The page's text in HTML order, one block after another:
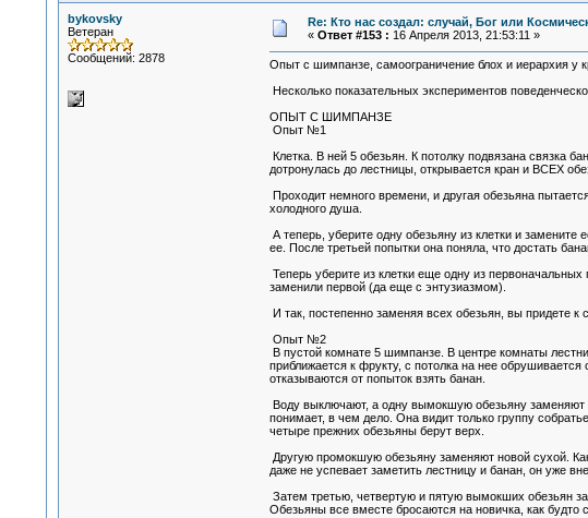
bykovsky
Ветеран
Сообщений: 2878
Re: Кто нас создал: случай, Бог или
« Ответ #153 : 16 Апреля 2013, 21:53:11 »
Опыт с шимпанзе, самоограничение блох и иерархия у
Несколько показательных экспериментов
ОПЫТ С ШИМПАНЗЕ
Опыт №1
Клетка. В ней 5 обезьян. К потолку подвязана связка
дотронулась до лестницы, открывается кран и ВСЕХ
Проходит немного времени, и другая обезьяна
холодного душа.
А теперь, уберите одну обезьяну из клетки и
ее. После третьей попытки она поняла, что достать
Теперь уберите из клетки еще одну из
заменили первой (да еще с энтузиазмом).
И так, постепенно заменяя всех обезьян, вы придете к
Опыт №2
В пустой комнате 5 шимпанзе. В центре комнаты
приближается к фрукту, с потолка на нее
отказываются от попыток взять банан.
Воду выключают, а одну вымокшую обезьяну заменяют
понимает, в чем дело. Она видит только группу
четыре прежних обезьяны берут верх.
Другую промокшую обезьяну заменяют новой сухой.
даже не успевает заметить лестницу и банан, он уже
Затем третью, четвертую и пятую вымокших обезьян
Обезьяны все вместе бросаются на новичка, как будто